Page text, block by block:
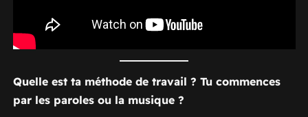
Quelle est ta méthode de travail ? Tu commences
par les paroles ou la musique ?